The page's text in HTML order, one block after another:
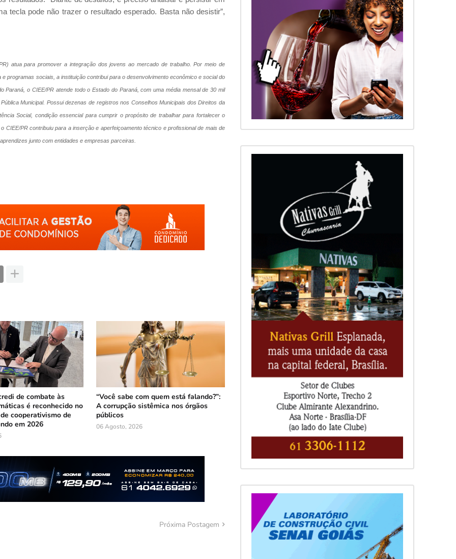
tecla pode não trazer o resultado esperado. Basta não desistir”,
atua para promover a integração dos jovens ao mercado de trabalho. Por meio de
programas sociais, a instituição contribui para o desenvolvimento econômico e social do
o CIEE/PR atende todo o Estado do Paraná, com uma média mensal de 30 mil
Municipal. Possui dezenas de registros nos Conselhos Municipais dos Direitos da
Social, condição essencial para cumprir o propósito de trabalhar para fortalecer o
CIEE/PR contribuiu para a inserção e aperfeiçoamento técnico e profissional de mais de
junto com entidades e empresas parceiras.
de combate às
é reconhecido no
cooperativismo de
em 2026
“Você sabe com quem está falando?”:
A corrupção sistêmica nos órgãos
públicos
06 Agosto, 2026
Próxima Postagem